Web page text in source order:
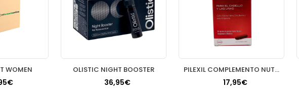
WOMEN OLISTIC NIGHT BOOSTER
36,95€
PILEXIL COMPLEMENTO NUTRICIONAL PARA CABELLO 50
17,95€